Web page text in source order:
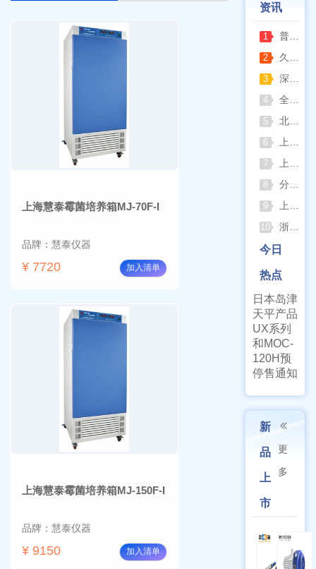
上海慧泰霉菌培养箱MJ-70F-I
品牌：慧泰仪器
¥ 7720 加入清单
上海慧泰霉菌培养箱MJ-150F-I
品牌：慧泰仪器
¥ 9150 加入清单
资讯
1 普通烘箱和耐腐蚀烘箱区分
2 久兴医疗高压蒸汽灭菌器：制药科研灭菌的可靠之选
3 深那静音超声波清洗仪：科研洁净新标准，安静高效更安心
4 全自动凯氏定氮仪测定焦炭中氮 上海纤检助力焦化行业精准检测
5 北京六一电泳仪完整选型指南（分电泳槽 + 电源两大模块，按实验场景直接匹配）
6 上海仪电吸光光度法和荧光分析法的异同
7 上海佑科GC-7860系列网络化气相色谱仪
8 分清生物安全柜与洁净工作台 苏州安泰科普两类设备差异
9 上海申安灭菌器外排、内排与干燥功能全解析
10 浙江孚夏：打造合规可靠的实验室洁净装备
今日
热点
日本岛津
天平产品
UX系列
和MOC-
120H预
停售通知
新
品
上
市
更
多